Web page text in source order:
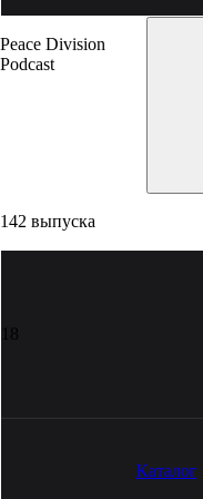
Каталог
Peace Division
Podcast
142 выпуска
18